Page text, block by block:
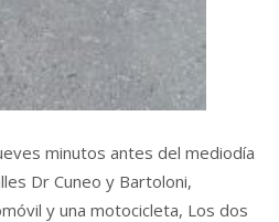
minutos antes del mediodía
Dr Cuneo y Bartoloni,
y una motocicleta, Los dos